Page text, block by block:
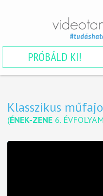
PRÓBÁLD KI!
Klasszikus
(ÉNEK-ZENE 6. ÉVFOLYAM